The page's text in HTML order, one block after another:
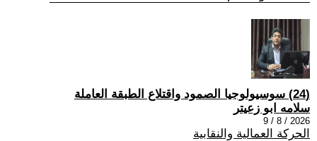
(24) سوسيولوجيا الصمود واقتلاع الطبقة العاملة
سلامه ابو زعيتر
2026 / 8 / 9
الحركة العمالية والنقابية